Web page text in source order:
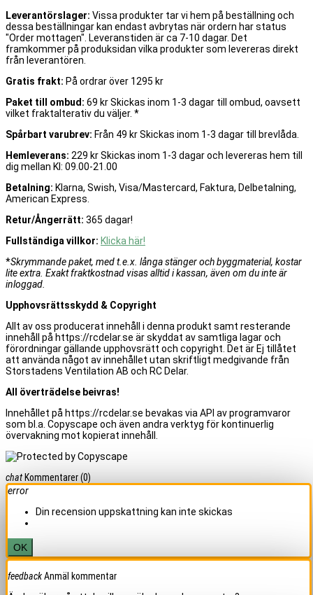
Leverantörslager: Vissa produkter tar vi hem på beställning och
dessa beställningar kan endast avbrytas när ordern har status
"Order mottagen". Leveranstiden är ca 7-10 dagar. Det
framkommer på produksidan vilka produkter som levereras direkt
från leverantören.
Gratis frakt: På ordrar över 1295 kr
Paket till ombud: 69 kr Skickas inom 1-3 dagar till ombud, oavsett
vilket fraktalterativ du väljer. *
Spårbart varubrev: Från 49 kr Skickas inom 1-3 dagar till brevlåda.
Hemleverans: 229 kr Skickas inom 1-3 dagar och levereras hem till
dig mellan Kl: 09.00-21.00
Betalning: Klarna, Swish, Visa/Mastercard, Faktura, Delbetalning,
American Express.
Retur/Ångerrätt: 365 dagar!
Fullständiga villkor: Klicka här!
*Skrymmande paket, med t.e.x. långa stänger och byggmaterial, kostar
lite extra. Exakt fraktkostnad visas alltid i kassan, även om du inte är
inloggad.
Upphovsrättsskydd & Copyright
Allt av oss producerat innehåll i denna produkt samt resterande
innehåll på https://rcdelar.se är skyddat av samtliga lagar och
förordningar gällande upphovsrätt och copyright. Det är Ej tillåtet
att använda något av innehållet utan skriftligt medgivande från
Storstadens Ventilation AB och RC Delar.
All överträdelse beivras!
Innehållet på https://rcdelar.se bevakas via API av programvaror
som bl.a. Copyscape och även andra verktyg för kontinuerlig
övervakning mot kopierat innehåll.
chatKommentarer(0)
error
Din recension uppskattning kan inte skickas
OK
feedbackAnmäl kommentar